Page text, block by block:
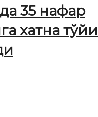
35 нафар
хатна тўйи